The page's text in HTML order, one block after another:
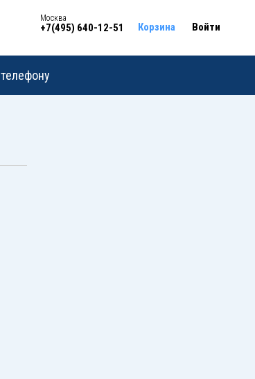
Москва
+7(495) 640-12-51 Корзина Войти